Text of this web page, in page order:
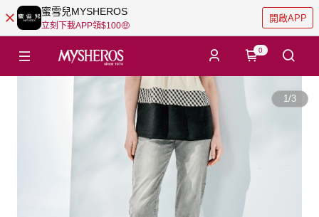
蜜雪兒MYSHEROS
立刻下載APP領$100🤑
開啟APP
0
1/3